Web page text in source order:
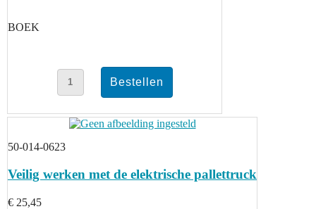
BOEK
50-014-0623
Veilig werken met de elektrische pallettruck
€ 25,45